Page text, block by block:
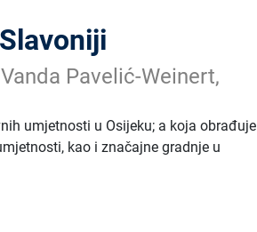
Pavelić-Weinert,
umjetnosti u Osijeku; a koja obrađuje
kao i značajne gradnje u